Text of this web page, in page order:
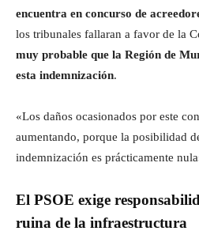
encuentra en concurso de
los tribunales fallaran a favor de la
muy probable que la Región de
esta indemnización.
«Los daños ocasionados por este
aumentando, porque la posibilidad
indemnización es prácticamente
El PSOE exige
ruina de la infraestructura